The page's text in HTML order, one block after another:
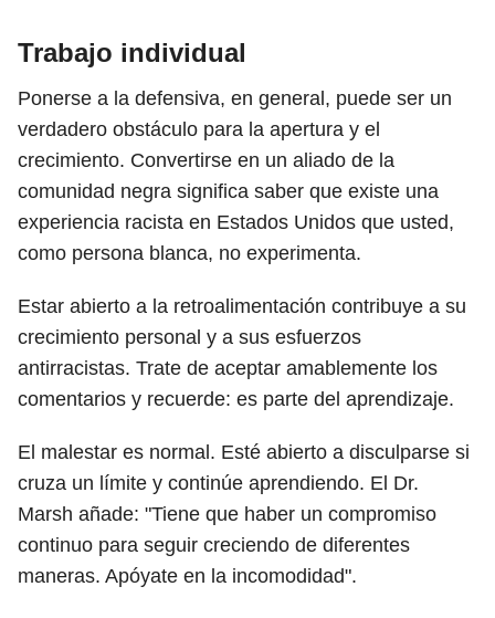
Trabajo individual
Ponerse a la defensiva, en general, puede ser un
verdadero obstáculo para la apertura y el
crecimiento. Convertirse en un aliado de la
comunidad negra significa saber que existe una
experiencia racista en Estados Unidos que usted,
como persona blanca, no experimenta.
Estar abierto a la retroalimentación contribuye a su
crecimiento personal y a sus esfuerzos
antirracistas. Trate de aceptar amablemente los
comentarios y recuerde: es parte del aprendizaje.
El malestar es normal. Esté abierto a disculparse si
cruza un límite y continúe aprendiendo. El Dr.
Marsh añade: "Tiene que haber un compromiso
continuo para seguir creciendo de diferentes
maneras. Apóyate en la incomodidad".